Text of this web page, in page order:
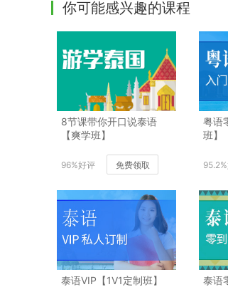
你可能感兴趣的课程
8节课带你开口说泰语
【爽学班】
96%好评 免费领取
粤语
班】
泰语VIP【1V1定制班】 泰语